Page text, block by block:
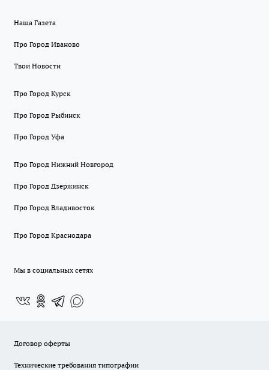
Наша Газета
Про Город Иваново
Твои Новости
Про Город Курск
Про Город Рыбинск
Про Город Уфа
Про Город Нижний Новгород
Про Город Дзержинск
Про Город Владивосток
Про Город Краснодара
Мы в социальных сетях
Договор оферты
Технические требования типографии